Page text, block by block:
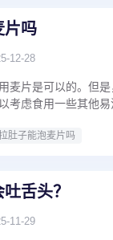
片吗
12-28
麦片是可以的。但
考虑食用一些其他易
肚子能泡麦片吗
舌头？
11-29